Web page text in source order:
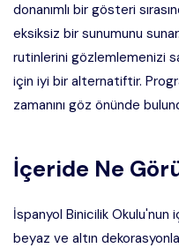
donanımlı bir gösteri
eksiksiz bir sunumunu
rutinlerini gözlemlemenizi
için iyi bir alternatiftir.
zamanını göz önünde
İçeride Ne
İspanyol Binicilik Okulu'nun
beyaz ve altın